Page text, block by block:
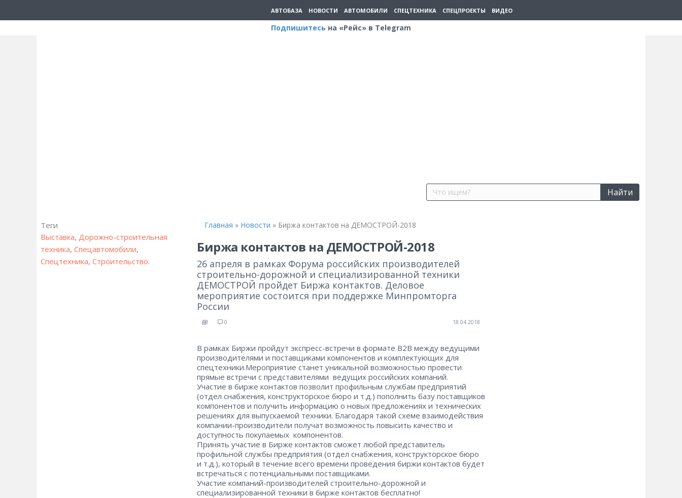
АВТОБАЗА НОВОСТИ АВТОМОБИЛИ СПЕЦТЕХНИКА СПЕЦПРОЕКТЫ ВИДЕО
Подпишитесь на «Рейс» в Telegram
Найти
Теги
Выставка, Дорожно-строительная
техника, Спецавтомобили,
Спецтехника, Строительство.
Главная » Новости » Биржа контактов на ДЕМОСТРОЙ-2018
Биржа контактов на ДЕМОСТРОЙ-2018
26 апреля в рамках Форума российских производителей
строительно-дорожной и специализированной техники
ДЕМОСТРОЙ пройдет Биржа контактов. Деловое
мероприятие состоится при поддержке Минпромторга
России
0 18.04.2018
В рамках Биржи пройдут экспресс-встречи в формате B2B между ведущими
производителями и поставщиками компонентов и комплектующих для
спецтехники.Мероприятие станет уникальной возможностью провести
прямые встречи с представителями ведущих российских компаний.
Участие в бирже контактов позволит профильным службам предприятий
(отдел снабжения, конструкторское бюро и т.д.) пополнить базу поставщиков
компонентов и получить информацию о новых предложениях и технических
решениях для выпускаемой техники. Благодаря такой схеме взаимодействия
компании-производители получат возможность повысить качество и
доступность покупаемых компонентов.
Принять участие в Бирже контактов сможет любой представитель
профильной службы предприятия (отдел снабжения, конструкторское бюро
и т.д.), который в течение всего времени проведения биржи контактов будет
встречаться с потенциальными поставщиками.
Участие компаний-производителей строительно-дорожной и
специализированной техники в бирже контактов бесплатно!